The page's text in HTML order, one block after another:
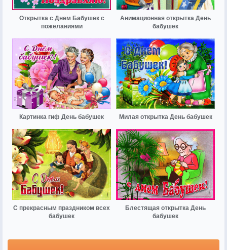
Открытка с Днем Бабушек с
пожеланиями
Анимационная открытка День
бабушек
Картинка гиф День бабушек Милая открытка День бабушек
С прекрасным праздником всех
бабушек
Блестящая открытка День
бабушек